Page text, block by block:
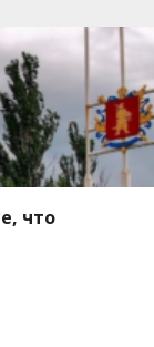
что